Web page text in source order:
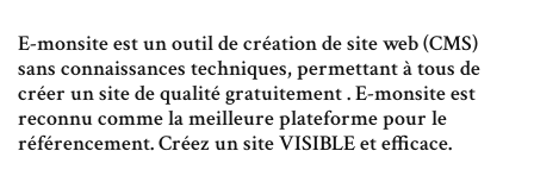
E-monsite est un outil de création de site web (CMS)
sans connaissances techniques, permettant à tous de
créer un site de qualité gratuitement . E-monsite est
reconnu comme la meilleure plateforme pour le
référencement. Créez un site VISIBLE et efficace.